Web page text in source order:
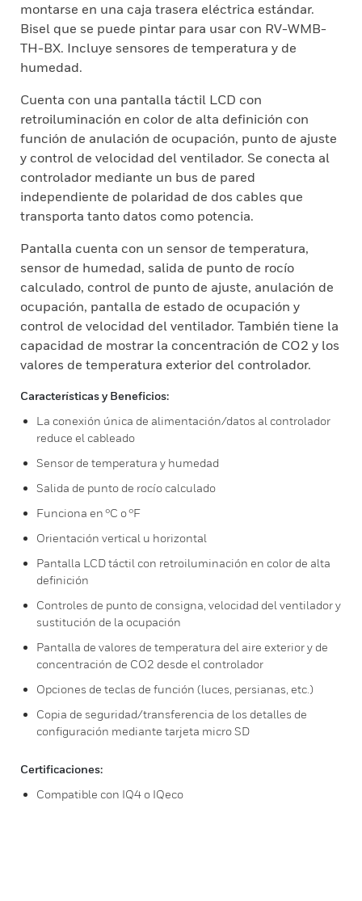
montarse en una caja trasera eléctrica estándar.
Bisel que se puede pintar para usar con RV-WMB-
TH-BX. Incluye sensores de temperatura y de
humedad.
Cuenta con una pantalla táctil LCD con
retroiluminación en color de alta definición con
función de anulación de ocupación, punto de ajuste
y control de velocidad del ventilador. Se conecta al
controlador mediante un bus de pared
independiente de polaridad de dos cables que
transporta tanto datos como potencia.
Pantalla cuenta con un sensor de temperatura,
sensor de humedad, salida de punto de rocío
calculado, control de punto de ajuste, anulación de
ocupación, pantalla de estado de ocupación y
control de velocidad del ventilador. También tiene la
capacidad de mostrar la concentración de CO2 y los
valores de temperatura exterior del controlador.
Características y Beneficios:
La conexión única de alimentación/datos al controlador
reduce el cableado
Sensor de temperatura y humedad
Salida de punto de rocío calculado
Funciona en °C o °F
Orientación vertical u horizontal
Pantalla LCD táctil con retroiluminación en color de alta
definición
Controles de punto de consigna, velocidad del ventilador y
sustitución de la ocupación
Pantalla de valores de temperatura del aire exterior y de
concentración de CO2 desde el controlador
Opciones de teclas de función (luces, persianas, etc.)
Copia de seguridad/transferencia de los detalles de
configuración mediante tarjeta micro SD
Certificaciones:
Compatible con IQ4 o IQeco